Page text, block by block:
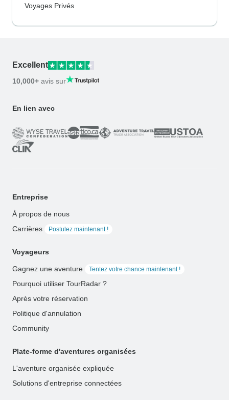
Voyages Privés
Excellent
10,000+ avis sur
En lien avec
Entreprise
À propos de nous
Carrières
Postulez maintenant !
Voyageurs
Gagnez une aventure Tentez votre chance maintenant !
Pourquoi utiliser TourRadar ?
Après votre réservation
Politique d'annulation
Community
Plate-forme d'aventures organisées
L'aventure organisée expliquée
Solutions d'entreprise connectées